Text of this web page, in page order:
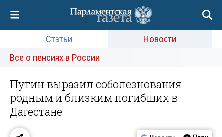
Статьи
Новости
Все о пенсиях в России
Путин выразил соболезнования
родным и близким погибших в
Дагестане